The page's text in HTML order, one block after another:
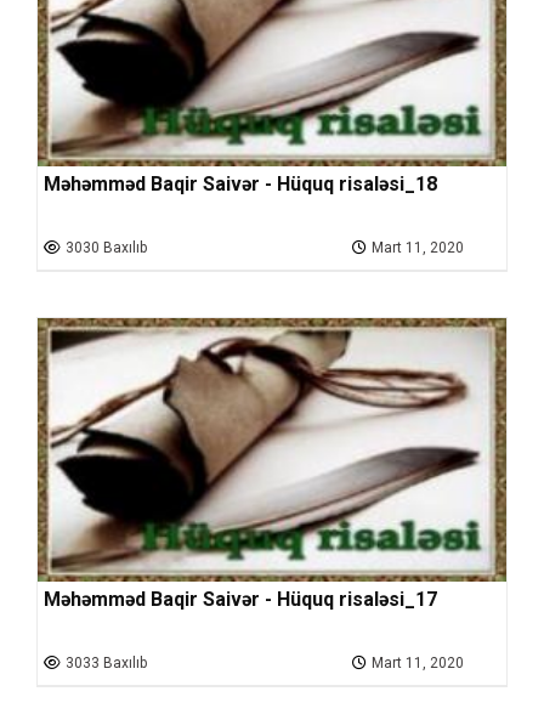
Məhəmməd Baqir Saivər - Hüquq risaləsi_18
3030 Baxılıb Mart 11, 2020
Məhəmməd Baqir Saivər - Hüquq risaləsi_17
3033 Baxılıb Mart 11, 2020